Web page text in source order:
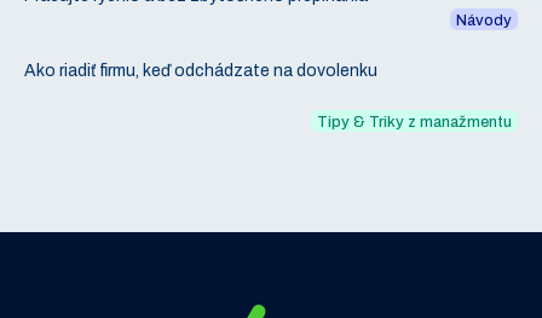
Návody
Ako riadiť firmu, keď odchádzate na dovolenku
Tipy & Triky z manažmentu